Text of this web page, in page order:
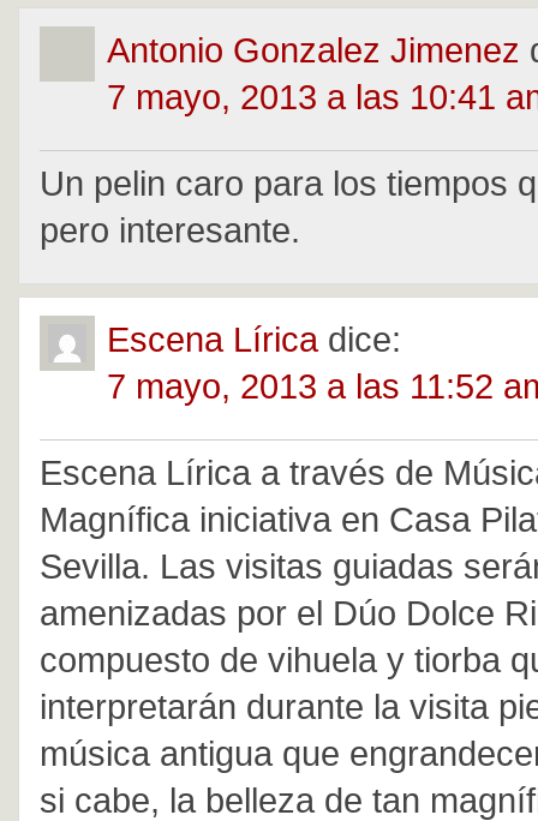
Antonio Gonzalez Jimenez
7 mayo, 2013 a las 10:41
Un pelin caro para los tiempos
pero interesante.
Escena Lírica dice:
7 mayo, 2013 a las 11:52
Escena Lírica a través de
Magnífica iniciativa en Casa
Sevilla. Las visitas guiadas
amenizadas por el Dúo Dolce
compuesto de vihuela y tiorba
interpretarán durante la visita
música antigua que
si cabe, la belleza de tan